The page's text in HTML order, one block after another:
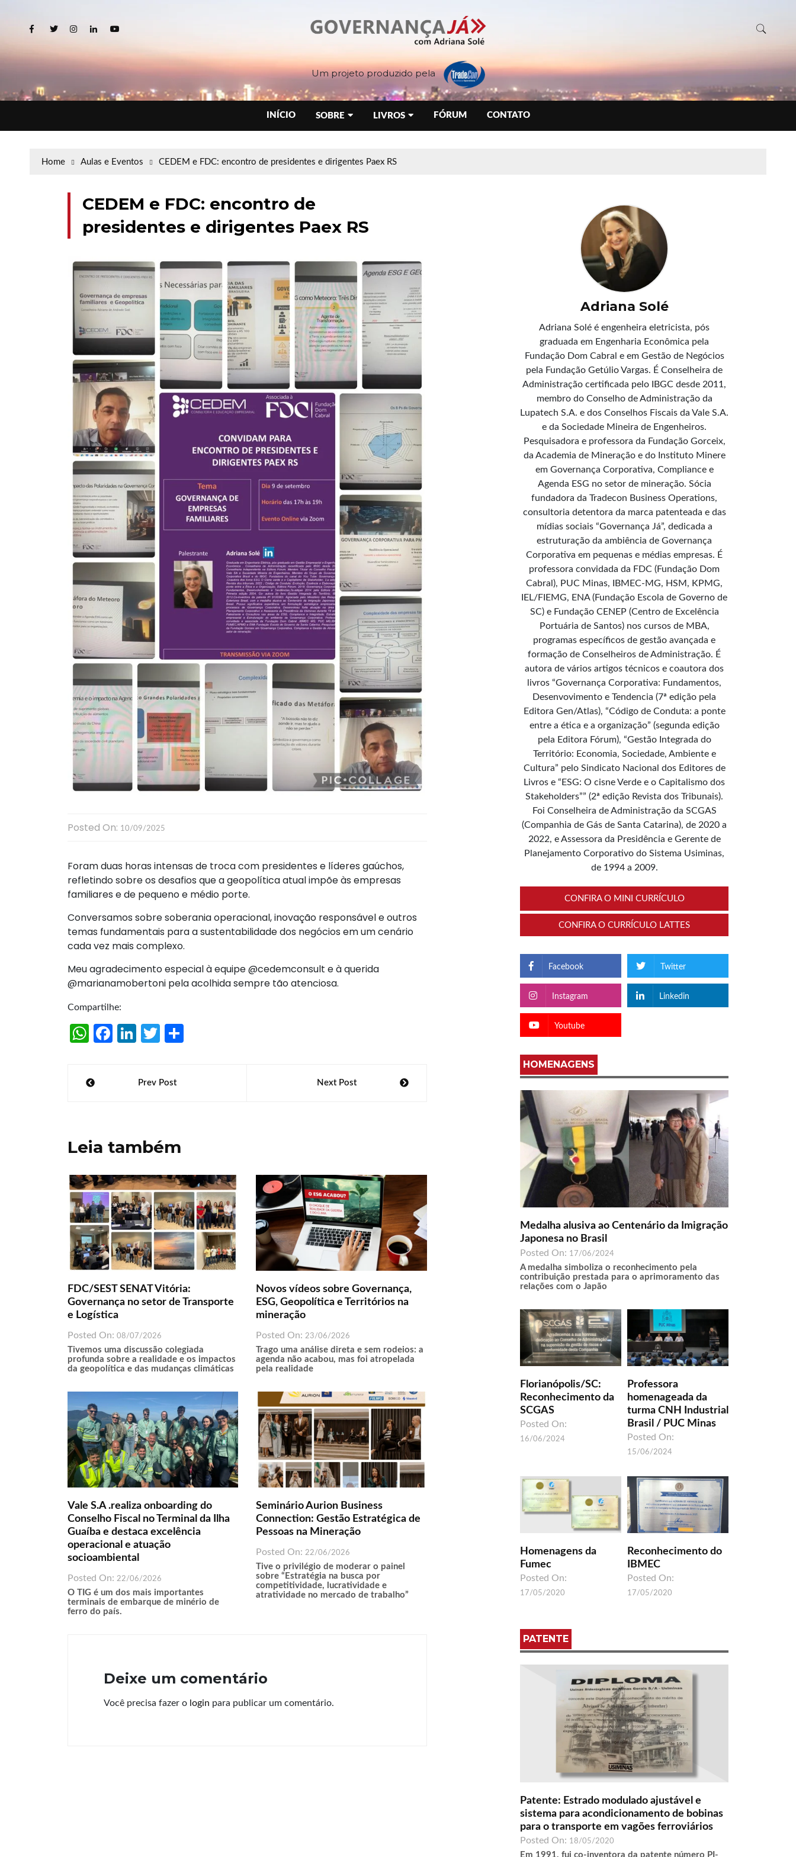
Um projeto produzido pela
INÍCIO SOBRE LIVROS FÓRUM CONTATO
Home Aulas e Eventos CEDEM e FDC: encontro de presidentes e dirigentes Paex RS
CEDEM e FDC: encontro de
presidentes e dirigentes Paex RS
Posted On: 10/09/2025
Foram duas horas intensas de troca com presidentes e líderes gaúchos,
refletindo sobre os desafios que a geopolítica atual impõe às empresas
familiares e de pequeno e médio porte.
Conversamos sobre soberania operacional, inovação responsável e outros
temas fundamentais para a sustentabilidade dos negócios em um cenário
cada vez mais complexo.
Meu agradecimento especial à equipe @cedemconsult e à querida
@marianamobertoni pela acolhida sempre tão atenciosa.
Compartilhe:
W
s
p
Fa
Li
e
T
er
Navegação
Prev Post Next Post
Leia também
FDC/SEST SENAT Vitória:
Governança no setor de Transporte
e Logística
Posted On: 08/07/2026
Tivemos uma discussão colegiada
profunda sobre a realidade e os impactos
da geopolítica e das mudanças climáticas
Novos vídeos sobre Governança,
ESG, Geopolítica e Territórios na
mineração
Posted On: 23/06/2026
Trago uma análise direta e sem rodeios: a
agenda não acabou, mas foi atropelada
pela realidade
Vale S.A .realiza onboarding do
Conselho Fiscal no Terminal da Ilha
Guaíba e destaca excelência
operacional e atuação
socioambiental
Posted On: 22/06/2026
O TIG é um dos mais importantes
terminais de embarque de minério de
ferro do país.
Seminário Aurion Business
Connection: Gestão Estratégica de
Pessoas na Mineração
Posted On: 22/06/2026
Tive o privilégio de moderar o painel
sobre “Estratégia na busca por
competitividade, lucratividade e
atratividade no mercado de trabalho”
Deixe um comentário
Você precisa fazer o login para publicar um comentário.
Adriana Solé
Adriana Solé é engenheira eletricista, pós
graduada em Engenharia Econômica pela
Fundação Dom Cabral e em Gestão de Negócios
pela Fundação Getúlio Vargas. É Conselheira de
Administração certificada pelo IBGC desde 2011,
membro do Conselho de Administração da
Lupatech S.A. e dos Conselhos Fiscais da Vale S.A.
e da Sociedade Mineira de Engenheiros.
Pesquisadora e professora da Fundação Gorceix,
da Academia de Mineração e do Instituto Minere
em Governança Corporativa, Compliance e
Agenda ESG no setor de mineração. Sócia
fundadora da Tradecon Business Operations,
consultoria detentora da marca patenteada e das
mídias sociais “Governança Já”, dedicada a
estruturação da ambiência de Governança
Corporativa em pequenas e médias empresas. É
professora convidada da FDC (Fundação Dom
Cabral), PUC Minas, IBMEC-MG, HSM, KPMG,
IEL/FIEMG, ENA (Fundação Escola de Governo de
SC) e Fundação CENEP (Centro de Excelência
Portuária de Santos) nos cursos de MBA,
programas específicos de gestão avançada e
formação de Conselheiros de Administração. É
autora de vários artigos técnicos e coautora dos
livros “Governança Corporativa: Fundamentos,
Desenvovimento e Tendencia (7ª edição pela
Editora Gen/Atlas), “Código de Conduta: a ponte
entre a ética e a organização” (segunda edição
pela Editora Fórum), “Gestão Integrada do
Território: Economia, Sociedade, Ambiente e
Cultura” pelo Sindicato Nacional dos Editores de
Livros e “ESG: O cisne Verde e o Capitalismo dos
Stakeholders”” (2ª edição Revista dos Tribunais).
Foi Conselheira de Administração da SCGAS
(Companhia de Gás de Santa Catarina), de 2020 a
2022, e Assessora da Presidência e Gerente de
Planejamento Corporativo do Sistema Usiminas,
de 1994 a 2009.
CONFIRA O MINI CURRÍCULO
CONFIRA O CURRÍCULO LATTES
Facebook Twitter
Instagram Linkedin
Youtube
HOMENAGENS
Medalha alusiva ao Centenário da Imigração
Japonesa no Brasil
Posted On: 17/06/2024
A medalha simboliza o reconhecimento pela
contribuição prestada para o aprimoramento das
relações com o Japão
Florianópolis/SC:
Reconhecimento da
SCGAS
Posted On:
16/06/2024
Professora
homenageada da
turma CNH Industrial
Brasil / PUC Minas
Posted On:
15/06/2024
Homenagens da
Fumec
Posted On:
17/05/2020
Reconhecimento do
IBMEC
Posted On:
17/05/2020
PATENTE
Patente: Estrado modulado ajustável e
sistema para acondicionamento de bobinas
para o transporte em vagões ferroviários
Posted On: 18/05/2020
Em 1991, fui co-inventora da patente número PI-